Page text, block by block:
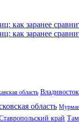
как заранее
как заранее
область Владивосток
область
край